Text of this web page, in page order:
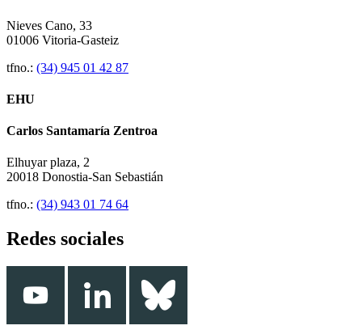
Nieves Cano, 33
01006 Vitoria-Gasteiz
tfno.: (34) 945 01 42 87
EHU
Carlos Santamaría Zentroa
Elhuyar plaza, 2
20018 Donostia-San Sebastián
tfno.: (34) 943 01 74 64
Redes sociales